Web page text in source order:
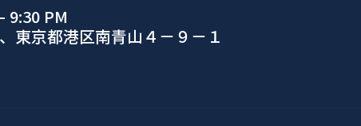
9:30 PM
東京都港区南青山４−９−１